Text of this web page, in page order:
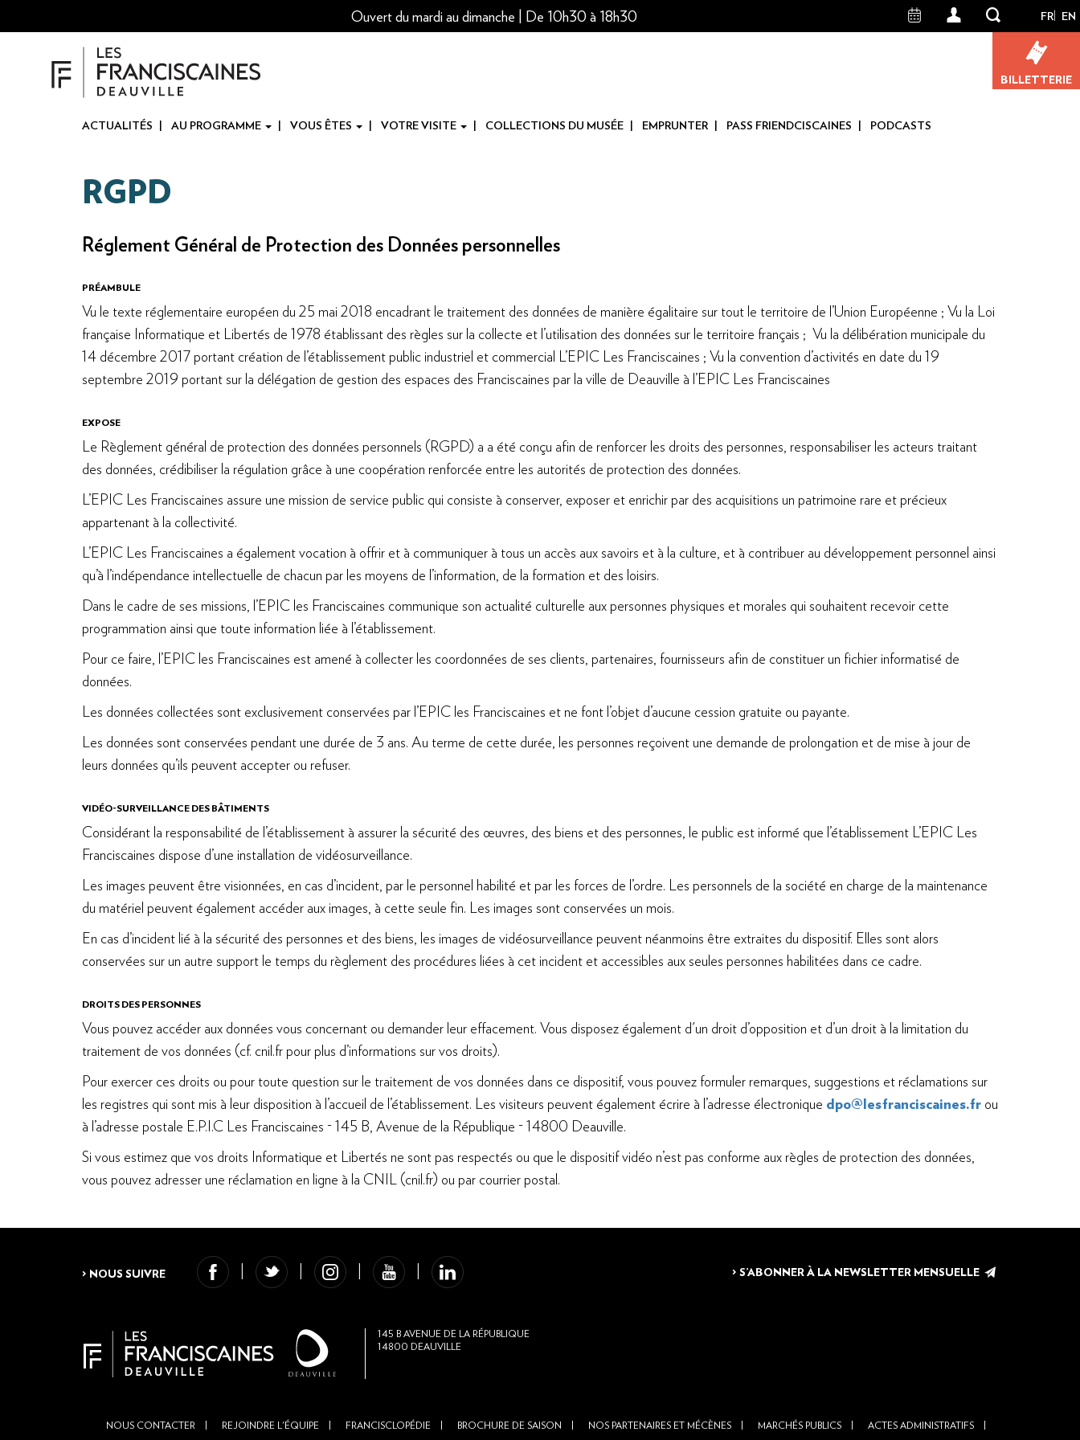
Ouvert du mardi au dimanche | De 10h30 à 18h30
User
menu
FR EN
BILLETTERIE
ACTUALITÉS AU PROGRAMME VOUS ÊTES VOTRE VISITE COLLECTIONS DU MUSÉE EMPRUNTER PASS FRIENDCISCAINES PODCASTS
RGPD
Réglement Général de Protection des Données personnelles
PRÉAMBULE
Vu le texte réglementaire européen du 25 mai 2018 encadrant le traitement des données de manière égalitaire sur tout le territoire de l’Union Européenne ; Vu la Loi
française Informatique et Libertés de 1978 établissant des règles sur la collecte et l’utilisation des données sur le territoire français ; Vu la délibération municipale du
14 décembre 2017 portant création de l’établissement public industriel et commercial L’EPIC Les Franciscaines ; Vu la convention d’activités en date du 19
septembre 2019 portant sur la délégation de gestion des espaces des Franciscaines par la ville de Deauville à l’EPIC Les Franciscaines
EXPOSE
Le Règlement général de protection des données personnels (RGPD) a a été conçu afin de renforcer les droits des personnes, responsabiliser les acteurs traitant
des données, crédibiliser la régulation grâce à une coopération renforcée entre les autorités de protection des données.
L’EPIC Les Franciscaines assure une mission de service public qui consiste à conserver, exposer et enrichir par des acquisitions un patrimoine rare et précieux
appartenant à la collectivité.
L’EPIC Les Franciscaines a également vocation à offrir et à communiquer à tous un accès aux savoirs et à la culture, et à contribuer au développement personnel ainsi
qu’à l’indépendance intellectuelle de chacun par les moyens de l’information, de la formation et des loisirs.
Dans le cadre de ses missions, l’EPIC les Franciscaines communique son actualité culturelle aux personnes physiques et morales qui souhaitent recevoir cette
programmation ainsi que toute information liée à l’établissement.
Pour ce faire, l’EPIC les Franciscaines est amené à collecter les coordonnées de ses clients, partenaires, fournisseurs afin de constituer un fichier informatisé de
données.
Les données collectées sont exclusivement conservées par l’EPIC les Franciscaines et ne font l’objet d’aucune cession gratuite ou payante.
Les données sont conservées pendant une durée de 3 ans. Au terme de cette durée, les personnes reçoivent une demande de prolongation et de mise à jour de
leurs données qu’ils peuvent accepter ou refuser.
VIDÉO-SURVEILLANCE DES BÂTIMENTS
Considérant la responsabilité de l’établissement à assurer la sécurité des œuvres, des biens et des personnes, le public est informé que l’établissement L’EPIC Les
Franciscaines dispose d’une installation de vidéosurveillance.
Les images peuvent être visionnées, en cas d’incident, par le personnel habilité et par les forces de l’ordre. Les personnels de la société en charge de la maintenance
du matériel peuvent également accéder aux images, à cette seule fin. Les images sont conservées un mois.
En cas d’incident lié à la sécurité des personnes et des biens, les images de vidéosurveillance peuvent néanmoins être extraites du dispositif. Elles sont alors
conservées sur un autre support le temps du règlement des procédures liées à cet incident et accessibles aux seules personnes habilitées dans ce cadre.
DROITS DES PERSONNES
Vous pouvez accéder aux données vous concernant ou demander leur effacement. Vous disposez également d'un droit d’opposition et d’un droit à la limitation du
traitement de vos données (cf. cnil.fr pour plus d’informations sur vos droits).
Pour exercer ces droits ou pour toute question sur le traitement de vos données dans ce dispositif, vous pouvez formuler remarques, suggestions et réclamations sur
les registres qui sont mis à leur disposition à l’accueil de l’établissement. Les visiteurs peuvent également écrire à l’adresse électronique dpo@lesfranciscaines.fr ou
à l’adresse postale E.P.I.C Les Franciscaines - 145 B, Avenue de la République - 14800 Deauville.
Si vous estimez que vos droits Informatique et Libertés ne sont pas respectés ou que le dispositif vidéo n’est pas conforme aux règles de protection des données,
vous pouvez adresser une réclamation en ligne à la CNIL (cnil.fr) ou par courrier postal.
> NOUS SUIVRE > S’ABONNER À LA NEWSLETTER MENSUELLE
145 B AVENUE DE LA RÉPUBLIQUE
14800 DEAUVILLE
NOUS CONTACTER REJOINDRE L'ÉQUIPE FRANCISCLOPÉDIE BROCHURE DE SAISON NOS PARTENAIRES ET MÉCÈNES MARCHÉS PUBLICS ACTES ADMINISTRATIFS